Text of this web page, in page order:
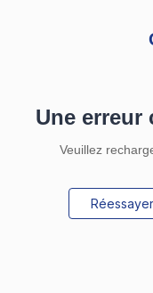
Une erreur
Veuillez
Réessayer